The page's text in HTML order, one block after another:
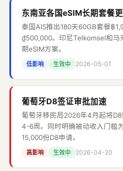
东南亚各国eSIM长期套餐
泰国AIS推出180天60GB套餐฿
₫500,000。印尼Telkomsel和马
期eSIM方案。
低影响 生效中 2026-05-01
葡萄牙D8签证审批加速
葡萄牙移民局2026年4月起将
4-6周。同时明确被动收入门槛
15,000份D8申请。
高影响 生效中 2026-04-20